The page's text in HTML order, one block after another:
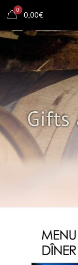
0 0,00€
Gifts